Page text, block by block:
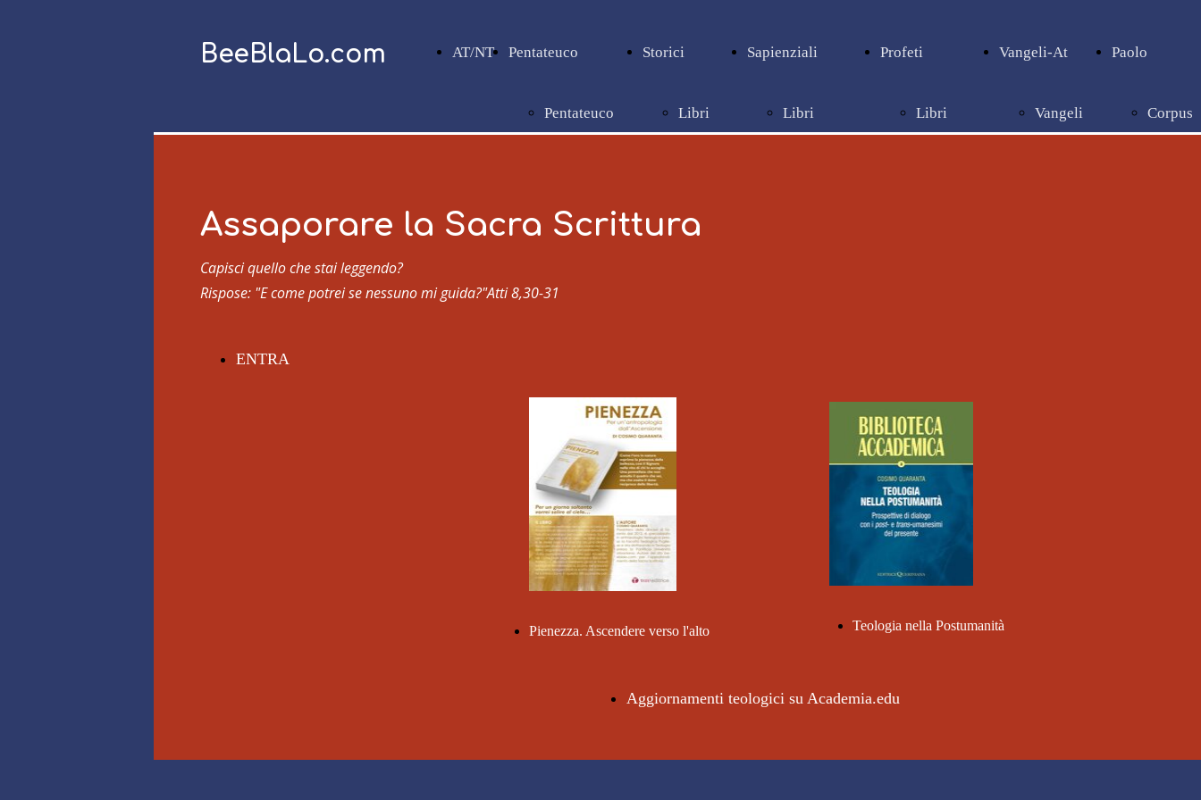
AT/NT Pentateuco
Pentateuco
Storici
Libri
Sapienziali
Libri
Profeti
Libri
Vangeli-At
Vangeli
Paolo
Corpus
BeeBlaLo.com
Assaporare la Sacra Scrittura
Capisci quello che stai leggendo?
Rispose: "E come potrei se nessuno mi guida?"Atti 8,30-31
ENTRA
Teologia nella Postumanità
Pienezza. Ascendere verso l'alto
Aggiornamenti teologici su Academia.edu